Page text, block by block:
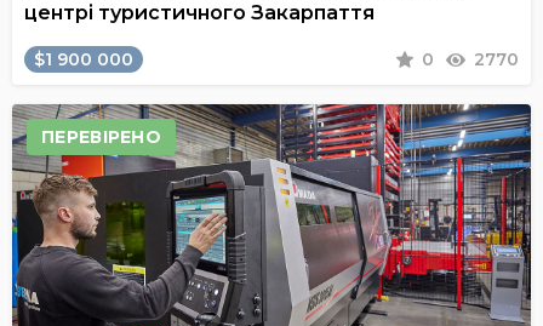
центрі туристичного Закарпаття
$1 900 000 0 2770
ПЕРЕВІРЕНО